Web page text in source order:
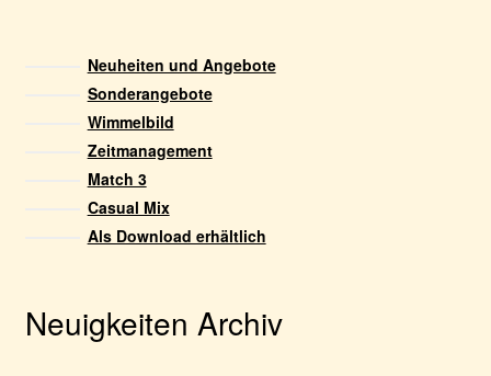
Neuheiten und Angebote
Sonderangebote
Wimmelbild
Zeitmanagement
Match 3
Casual Mix
Als Download erhältlich
Neuigkeiten Archiv